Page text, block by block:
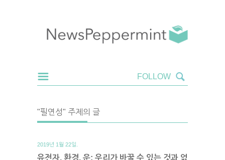
"필연성" 주제의 글
2019년 1월 22일.
유전자, 환경, 운: 우리가 바꿀 수 있는 것과 없